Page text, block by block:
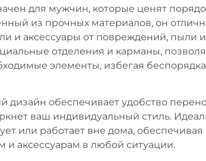
для мужчин, которые ценят
из прочных материалов, он
и аксессуары от повреждений, пыли
отделения и карманы,
элементы, избегая
дизайн обеспечивает удобство
ваш индивидуальный стиль.
или работает вне дома,
и аксессуарам в любой ситуации.